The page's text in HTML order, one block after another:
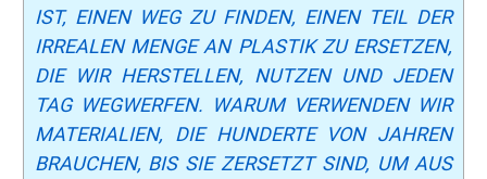
IST, EINEN WEG ZU FINDEN, EINEN TEIL DER
IRREALEN MENGE AN PLASTIK ZU ERSETZEN,
DIE WIR HERSTELLEN, NUTZEN UND JEDEN
TAG WEGWERFEN. WARUM VERWENDEN WIR
MATERIALIEN, DIE HUNDERTE VON JAHREN
BRAUCHEN, BIS SIE ZERSETZT SIND, UM AUS